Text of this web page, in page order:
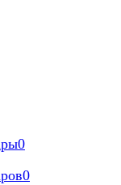
0
0